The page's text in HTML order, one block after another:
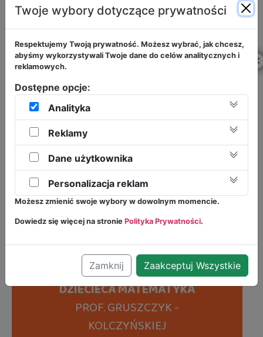
POGLĄDY
I TEORIE
JESPERA JULLA
METODA
DOBREGO STARTU
MARTY BOGDANOWICZ
DZIECIECA MATEMATYKA
PROF. GRUSZCZYK -
KOLCZYŃSKIEJ
Rekrutacja
Rekrutacja do Żłobka i Przedszkola 2026/2027
otwarta!
Zapraszamy do zapisów przez Formularz
Rekrutacyjny w zakładce Zapisy!
×
Twoje wybory dotyczące prywatności
Respektujemy Twoją prywatność. Możesz wybrać, jak chcesz,
abyśmy wykorzystywali Twoje dane do celów analitycznych i
reklamowych.
Dostępne opcje:
Analityka
Reklamy
Dane użytkownika
Personalizacja reklam
Możesz zmienić swoje wybory w dowolnym momencie.
Dowiedz się więcej na stronie Polityka Prywatności.
Zamknij Zaakceptuj Wszystkie